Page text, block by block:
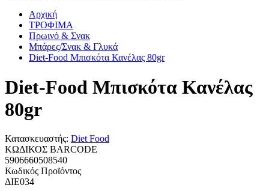
Αρχική
ΤΡΟΦΙΜΑ
Πρωινό & Σνακ
Μπάρες/Σνακ & Γλυκά
Diet-Food Μπισκότα Κανέλας 80gr
Diet-Food Μπισκότα Κανέλας
80gr
Κατασκευαστής: Diet Food
ΚΩΔΙΚΟΣ BARCODE
5906660508540
Κωδικός Προϊόντος
ΔΙΕ034